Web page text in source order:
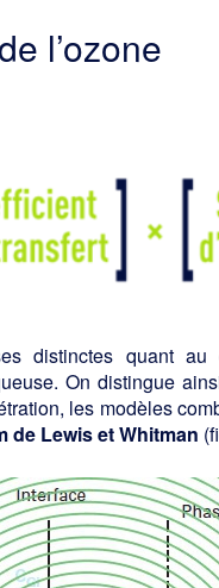
l’ozone
distinctes quant
On distingue
les modèles
de Lewis et Whitman